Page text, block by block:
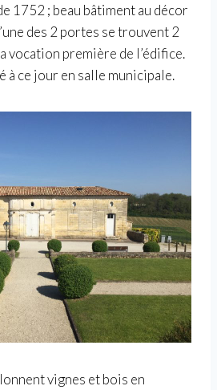
1752 ; beau bâtiment au décor
des 2 portes se trouvent 2
vocation première de l’édifice.
à ce jour en salle municipale.
vignes et bois en